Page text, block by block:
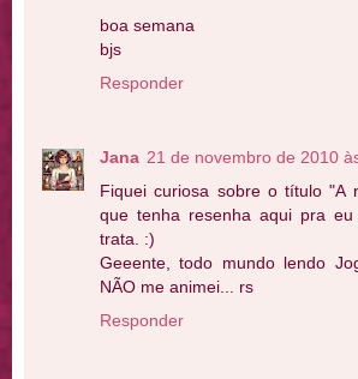
boa semana
bjs
Responder
Jana 21 de novembro de 2010
Fiquei curiosa sobre o título "A
que tenha resenha aqui pra
trata. :)
Geeente, todo mundo lendo
NÃO me animei... rs
Responder